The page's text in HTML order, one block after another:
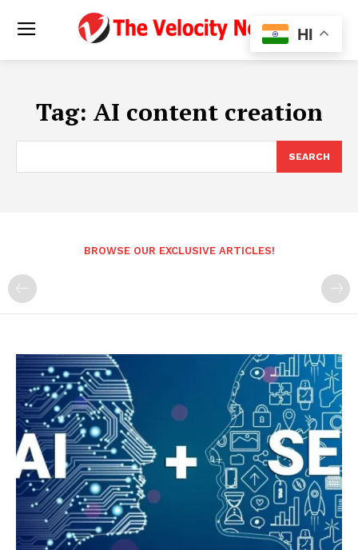
Tag: AI content creation
SEARCH
BROWSE OUR EXCLUSIVE ARTICLES!
HI